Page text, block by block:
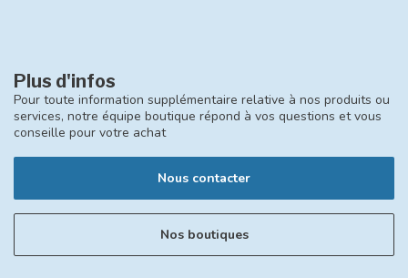
Plus d'infos
Pour toute information supplémentaire relative à nos produits ou
services, notre équipe boutique répond à vos questions et vous
conseille pour votre achat
Nous contacter
Nos boutiques